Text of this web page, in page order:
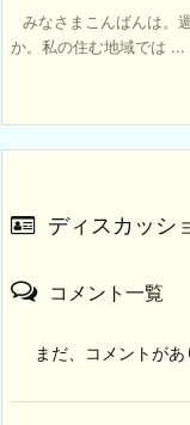
みなさまこんばんは。
か。私の住む地域では ...
ディスカッシ
コメント一覧
まだ、コメントがあ